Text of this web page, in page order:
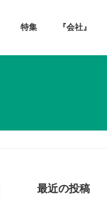
特集 『会社』
最近の投稿